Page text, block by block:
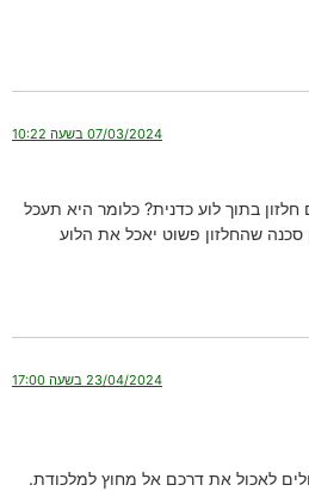
07/03/2024 בשעה 10:22
בתוך לוע כדנית? כלומר היא תעכל
שהחלזון פשוט יאכל את הלוע
23/04/2024 בשעה 17:00
לאכול את דרכם אל מחוץ למלכודת.